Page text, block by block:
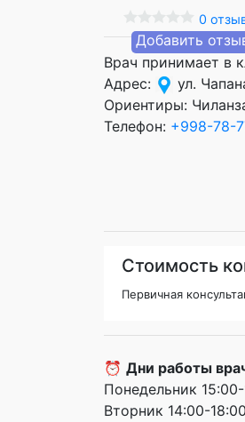
0
Добавить
Врач принимает в
Адрес:
ул.
Ориентиры:
Телефон: +998-78-
Стоимость
Первичная
⏰ Дни работы
Понедельник
Вторник 14:00-18:00